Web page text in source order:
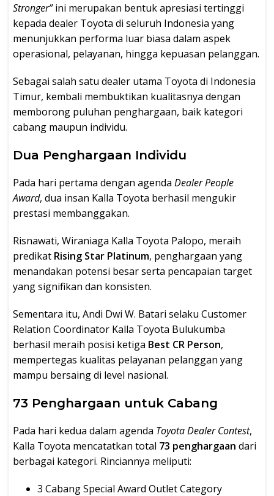
Stronger”ini merupakan bentuk apresiasi tertinggi
kepada dealer Toyota di seluruh Indonesia yang
menunjukkan performa luar biasa dalam aspek
operasional, pelayanan, hingga kepuasan pelanggan.
Sebagai salah satu dealer utama Toyota di Indonesia
Timur, kembali membuktikan kualitasnya dengan
memborong puluhan penghargaan, baik kategori
cabang maupun individu.
Dua Penghargaan Individu
Pada hari pertama dengan agenda Dealer People
Award, dua insan Kalla Toyota berhasil mengukir
prestasi membanggakan.
Risnawati, Wiraniaga Kalla Toyota Palopo, meraih
predikat Rising Star Platinum, penghargaan yang
menandakan potensi besar serta pencapaian target
yang signifikan dan konsisten.
Sementara itu, Andi Dwi W. Batari selaku Customer
Relation Coordinator Kalla Toyota Bulukumba
berhasil meraih posisi ketiga Best CR Person,
mempertegas kualitas pelayanan pelanggan yang
mampu bersaing di level nasional.
73 Penghargaan untuk Cabang
Pada hari kedua dalam agenda Toyota Dealer Contest,
Kalla Toyota mencatatkan total 73 penghargaan dari
berbagai kategori. Rinciannya meliputi:
3 Cabang Special Award Outlet Category